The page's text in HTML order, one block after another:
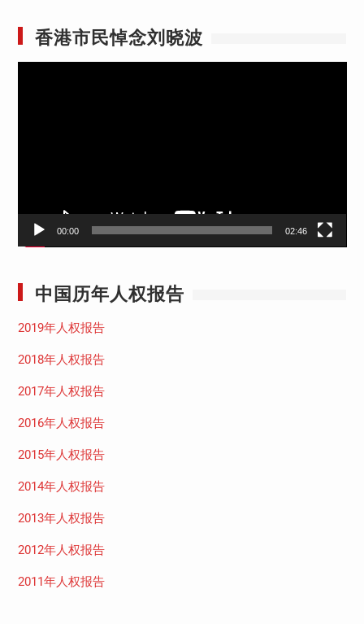
香港市民悼念刘晓波
00:00 02:46
中国历年人权报告
2019年人权报告
2018年人权报告
2017年人权报告
2016年人权报告
2015年人权报告
2014年人权报告
2013年人权报告
2012年人权报告
2011年人权报告